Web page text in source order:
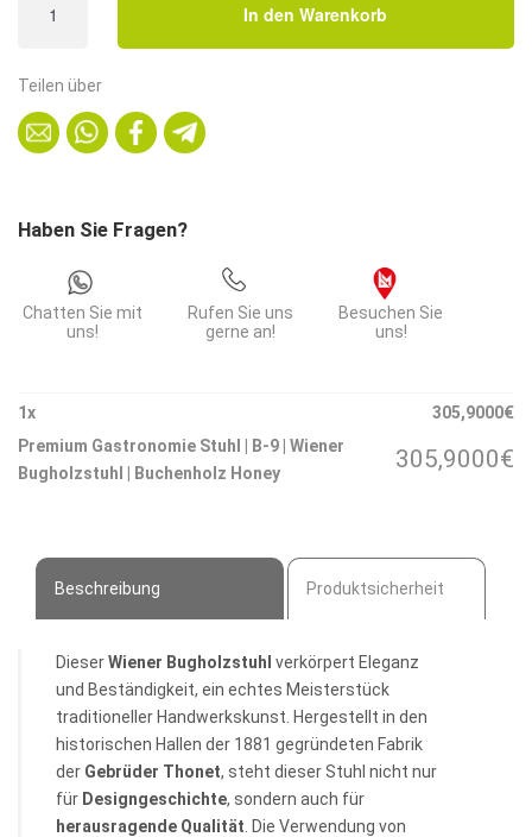
Gastronomie
9
|
Menge
In den Warenkorb
Teilen über
Haben Sie Fragen?
Chatten Sie mit
uns!
Rufen Sie uns
gerne an!
Besuchen Sie
uns!
1x 305,9000€
Premium Gastronomie Stuhl | B-9 | Wiener
Bugholzstuhl | Buchenholz Honey
305,9000€
Beschreibung Produktsicherheit
DieserWiener Bugholzstuhl verkörpert Eleganz
und Beständigkeit, ein echtes Meisterstück
traditioneller Handwerkskunst. Hergestellt in den
historischen Hallen der 1881 gegründeten Fabrik
der Gebrüder Thonet, steht dieser Stuhl nicht nur
für Designgeschichte, sondern auch für
herausragende Qualität . Die Verwendung von